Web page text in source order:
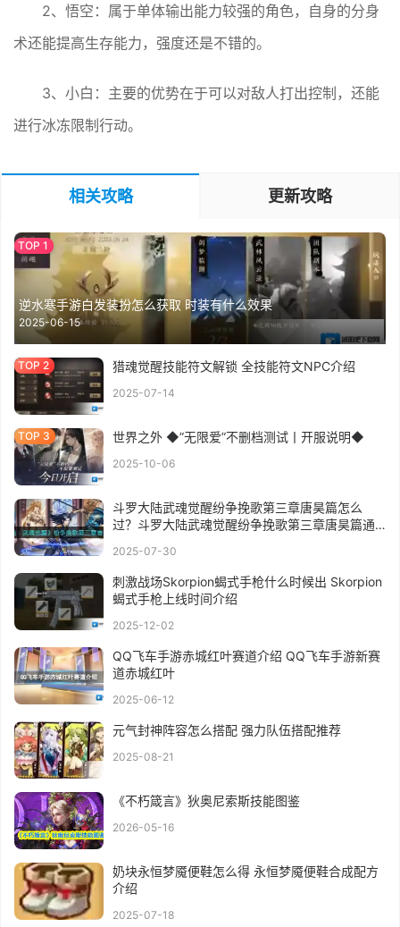
2、悟空：属于单体输出能力较强的角色，自身的分身
术还能提高生存能力，强度还是不错的。
3、小白：主要的优势在于可以对敌人打出控制，还能
进行冰冻限制行动。
相关攻略 更新攻略
逆水寒手游白发装扮怎么获取 时装有什么效果
2025-06-15
猎魂觉醒技能符文解锁 全技能符文NPC介绍
2025-07-14
世界之外 ◆”无限爱”不删档测试丨开服说明◆
2025-10-06
斗罗大陆武魂觉醒纷争挽歌第三章唐昊篇怎么
过？斗罗大陆武魂觉醒纷争挽歌第三章唐昊篇通
2025-07-30
刺激战场Skorpion蝎式手枪什么时候出 Skorpion
蝎式手枪上线时间介绍
2025-12-02
QQ飞车手游赤城红叶赛道介绍 QQ飞车手游新赛
道赤城红叶
2025-06-12
元气封神阵容怎么搭配 强力队伍搭配推荐
2025-08-21
《不朽箴言》狄奥尼索斯技能图鉴
2026-05-16
奶块永恒梦魇便鞋怎么得 永恒梦魇便鞋合成配方
介绍
2025-07-18